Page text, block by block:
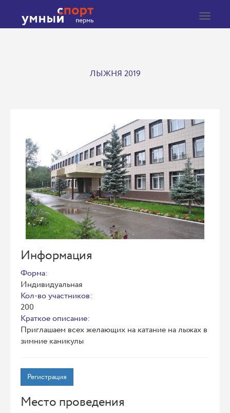
Toggle
ЛЫЖНЯ 2019
Информация
Форма:
Индивидуальная
Кол-во участников:
200
Краткое описание:
Приглашаем всех желающих на катание на лыжах в
зимние каникулы
Регистрация
Место проведения